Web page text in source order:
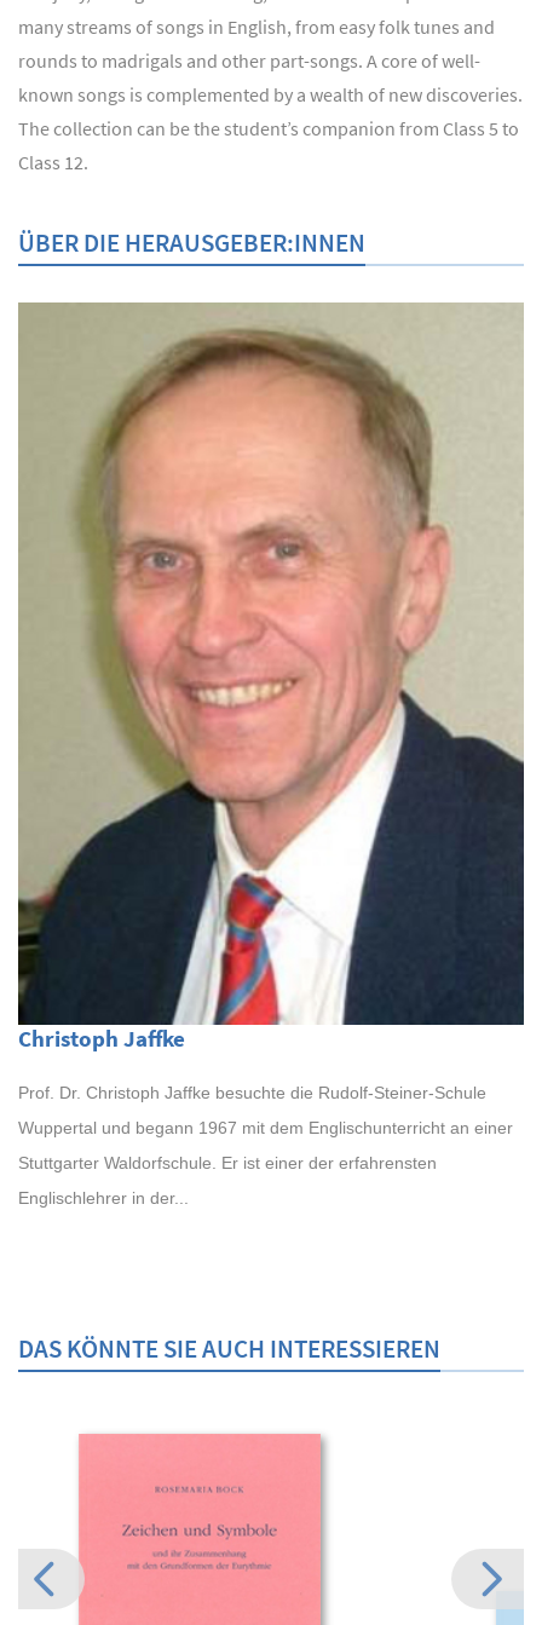
many streams of songs in English, from easy folk tunes and
rounds to madrigals and other part-songs. A core of well-
known songs is complemented by a wealth of new discoveries.
The collection can be the student’s companion from Class 5 to
Class 12.
ÜBER DIE HERAUSGEBER:INNEN
Christoph Jaffke
Prof. Dr. Christoph Jaffke besuchte die Rudolf-Steiner-Schule
Wuppertal und begann 1967 mit dem Englischunterricht an einer
Stuttgarter Waldorfschule. Er ist einer der erfahrensten
Englischlehrer in der...
DAS KÖNNTE SIE AUCH INTERESSIEREN